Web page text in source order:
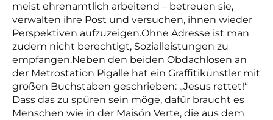
meist ehrenamtlich arbeitend – betreuen sie,
verwalten ihre Post und versuchen, ihnen wieder
Perspektiven aufzuzeigen.Ohne Adresse ist man
zudem nicht berechtigt, Sozialleistungen zu
empfangen.Neben den beiden Obdachlosen an
der Metrostation Pigalle hat ein Graffitikünstler mit
großen Buchstaben geschrieben: „Jesus rettet!“
Dass das zu spüren sein möge, dafür braucht es
Menschen wie in der Maisón Verte, die aus dem